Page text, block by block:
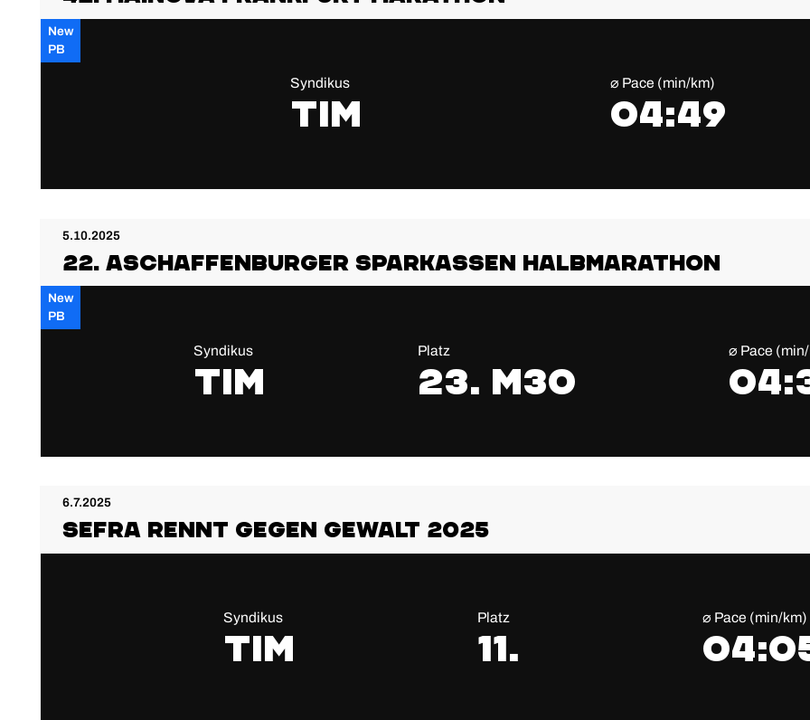
New
PB
Syndikus
Tim
⌀ Pace (min/km)
04:49
5.10.2025
22. Aschaffenburger Sparkassen Halbmarathon
New
PB
Syndikus
Tim
Platz
23. M30
⌀ Pace
6.7.2025
Sefra rennt gegen Gewalt 2025
Syndikus
Tim
Platz
11.
⌀ Pace (min/km)